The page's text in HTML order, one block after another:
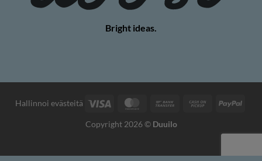
Bright ideas.
Hallinnoi evästeitä Visa MasterCardBank
Cash
Copyright 2026 © Duuilo